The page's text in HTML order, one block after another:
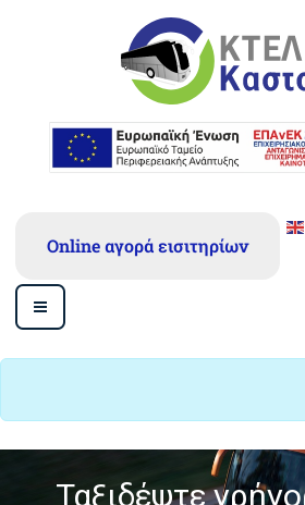
Online αγορά εισιτηρίων
Ταξιδέψτε